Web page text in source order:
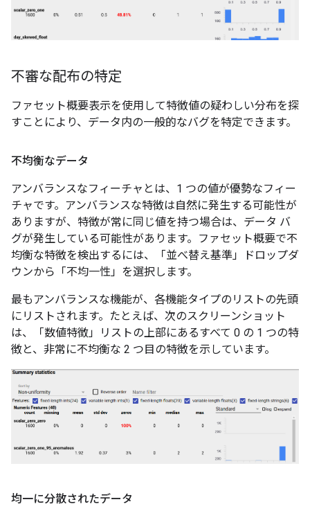
不審な配布の特定
ファセット概要表示を使用して特徴値の疑わしい分布を探
すことにより、データ内の一般的なバグを特定できます。
不均衡なデータ
アンバランスなフィーチャとは、1 つの値が優勢なフィー
チャです。アンバランスな特徴は自然に発生する可能性が
ありますが、特徴が常に同じ値を持つ場合は、データ バ
グが発生している可能性があります。ファセット概要で不
均衡な特徴を検出するには、「並べ替え基準」ドロップダ
ウンから「不均一性」を選択します。
最もアンバランスな機能が、各機能タイプのリストの先頭
にリストされます。たとえば、次のスクリーンショット
は、「数値特徴」リストの上部にあるすべて 0 の 1 つの特
徴と、非常に不均衡な 2 つ目の特徴を示しています。
均一に分散されたデータ